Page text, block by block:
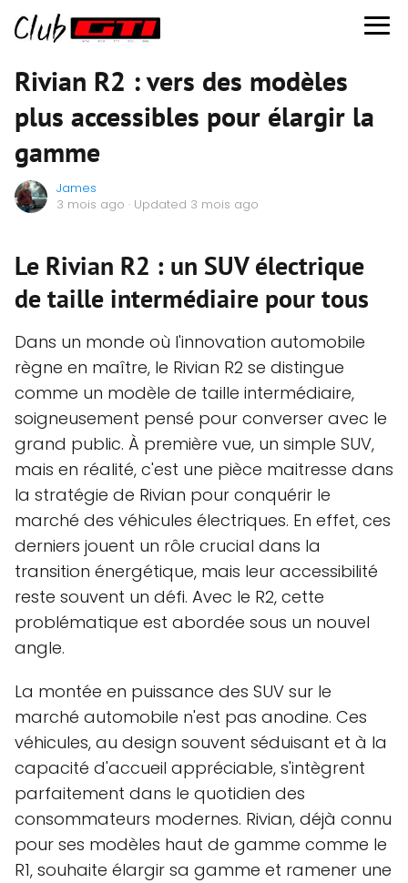
Rivian R2 : vers des modèles
plus accessibles pour élargir la
gamme
James
3 mois ago · Updated 3 mois ago
Le Rivian R2 : un SUV électrique
de taille intermédiaire pour tous
Dans un monde où l'innovation automobile
règne en maître, le Rivian R2 se distingue
comme un modèle de taille intermédiaire,
soigneusement pensé pour converser avec le
grand public. À première vue, un simple SUV,
mais en réalité, c'est une pièce maitresse dans
la stratégie de Rivian pour conquérir le
marché des véhicules électriques. En effet, ces
derniers jouent un rôle crucial dans la
transition énergétique, mais leur accessibilité
reste souvent un défi. Avec le R2, cette
problématique est abordée sous un nouvel
angle.
La montée en puissance des SUV sur le
marché automobile n'est pas anodine. Ces
véhicules, au design souvent séduisant et à la
capacité d'accueil appréciable, s'intègrent
parfaitement dans le quotidien des
consommateurs modernes. Rivian, déjà connu
pour ses modèles haut de gamme comme le
R1, souhaite élargir sa gamme et ramener une